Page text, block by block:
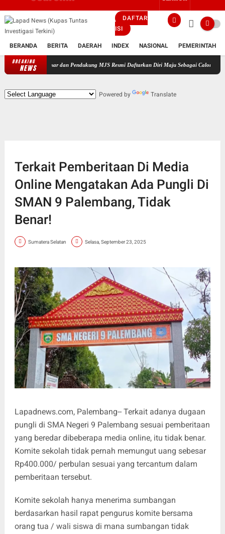
DAFTAR
ISI
BERANDA BERITA DAERAH INDEX NASIONAL PEMERINTAH
BREAKING
NEWS
Besar dan Pendukung MJS Resmi Daftarkan Diri Maju Sebagai Calon Kepala Desa
Powered by Translate
Terkait Pemberitaan Di Media
Online Mengatakan Ada Pungli Di
SMAN 9 Palembang, Tidak
Benar!
Sumatera Selatan Selasa, September 23, 2025
Lapadnews.com, Palembang-- Terkait adanya dugaan
pungli di SMA Negeri 9 Palembang sesuai pemberitaan
yang beredar dibeberapa media online, itu tidak benar.
Komite sekolah tidak pernah memungut uang sebesar
Rp400.000/ perbulan sesuai yang tercantum dalam
pemberitaan tersebut.
Komite sekolah hanya menerima sumbangan
berdasarkan hasil rapat pengurus komite bersama
orang tua / wali siswa di mana sumbangan tidak